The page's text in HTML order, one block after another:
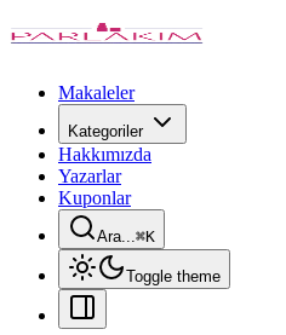
Makaleler
Kategoriler
Hakkımızda
Yazarlar
Kuponlar
Ara...⌘K
Toggle theme